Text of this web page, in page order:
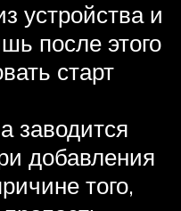
устройства и
после этого
старт
заводится
добавления
того,